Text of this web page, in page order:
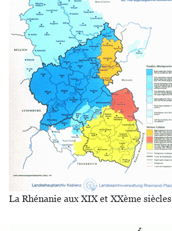
La Rhénanie aux XIX et XXème siècles